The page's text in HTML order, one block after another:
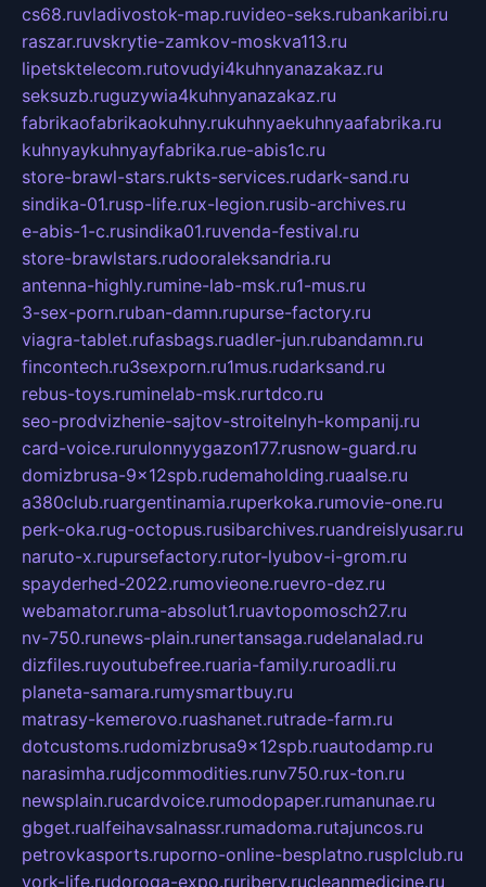
cs68.ruvladivostok-map.ruvideo-seks.rubankaribi.ru
raszar.ruvskrytie-zamkov-moskva113.ru
lipetsktelecom.rutovudyi4kuhnyanazakaz.ru
seksuzb.ruguzywia4kuhnyanazakaz.ru
fabrikaofabrikaokuhny.rukuhnyaekuhnyaafabrika.ru
kuhnyaykuhnyayfabrika.rue-abis1c.ru
store-brawl-stars.rukts-services.rudark-sand.ru
sindika-01.rusp-life.rux-legion.rusib-archives.ru
e-abis-1-c.rusindika01.ruvenda-festival.ru
store-brawlstars.rudooraleksandria.ru
antenna-highly.rumine-lab-msk.ru1-mus.ru
3-sex-porn.ruban-damn.rupurse-factory.ru
viagra-tablet.rufasbags.ruadler-jun.rubandamn.ru
fincontech.ru3sexporn.ru1mus.rudarksand.ru
rebus-toys.ruminelab-msk.rurtdco.ru
seo-prodvizhenie-sajtov-stroitelnyh-kompanij.ru
card-voice.rurulonnyygazon177.rusnow-guard.ru
domizbrusa-9x12spb.rudemaholding.ruaalse.ru
a380club.ruargentinamia.ruperkoka.rumovie-one.ru
perk-oka.rug-octopus.rusibarchives.ruandreislyusar.ru
naruto-x.rupursefactory.rutor-lyubov-i-grom.ru
spayderhed-2022.rumovieone.ruevro-dez.ru
webamator.ruma-absolut1.ruavtopomosch27.ru
nv-750.runews-plain.runertansaga.rudelanalad.ru
dizfiles.ruyoutubefree.ruaria-family.ruroadli.ru
planeta-samara.rumysmartbuy.ru
matrasy-kemerovo.ruashanet.rutrade-farm.ru
dotcustoms.rudomizbrusa9x12spb.ruautodamp.ru
narasimha.rudjcommodities.runv750.rux-ton.ru
newsplain.rucardvoice.rumodopaper.rumanunae.ru
gbget.rualfeihavsalnassr.rumadoma.rutajuncos.ru
petrovkasports.ruporno-online-besplatno.rusplclub.ru
york-life.rudoroga-expo.ruribery.rucleanmedicine.ru